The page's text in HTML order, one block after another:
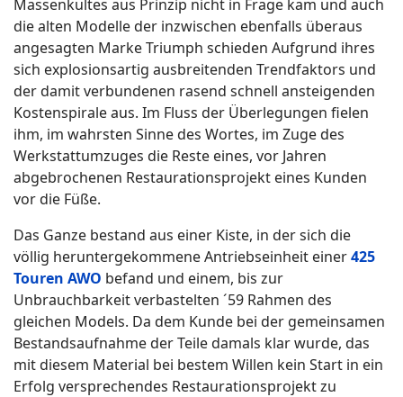
Massenkultes aus Prinzip nicht in Frage kam und auch
die alten Modelle der inzwischen ebenfalls überaus
angesagten Marke Triumph schieden Aufgrund ihres
sich explosionsartig ausbreitenden Trendfaktors und
der damit verbundenen rasend schnell ansteigenden
Kostenspirale aus. Im Fluss der Überlegungen fielen
ihm, im wahrsten Sinne des Wortes, im Zuge des
Werkstattumzuges die Reste eines, vor Jahren
abgebrochenen Restaurationsprojekt eines Kunden
vor die Füße.
Das Ganze bestand aus einer Kiste, in der sich die
völlig heruntergekommene Antriebseinheit einer425
Touren AWO befand und einem, bis zur
Unbrauchbarkeit verbastelten ´59 Rahmen des
gleichen Models. Da dem Kunde bei der gemeinsamen
Bestandsaufnahme der Teile damals klar wurde, das
mit diesem Material bei bestem Willen kein Start in ein
Erfolg versprechendes Restaurationsprojekt zu